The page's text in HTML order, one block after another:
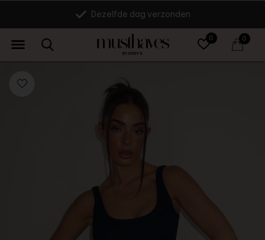
0 0
Dezelfde dag verzonden